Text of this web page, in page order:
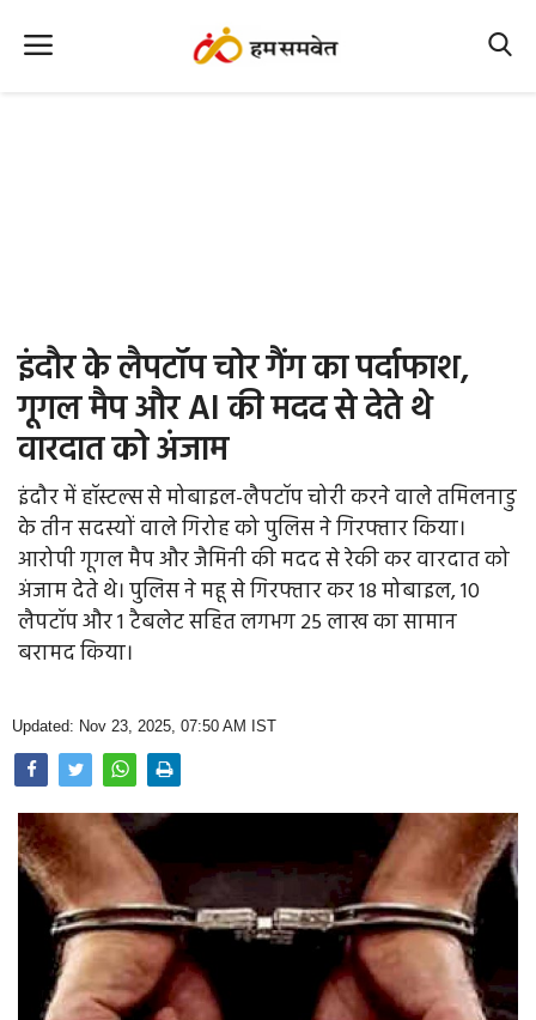
Office Office
Political Gossips
Farm & Food
Opinion
Health & Lifestyle
Photo Gallery
Home
इंदौर के लैपटॉप चोर गैंग का पर्दाफाश,
गूगल मैप और AI की मदद से देते थे
वारदात को अंजाम
इंदौर में हॉस्टल्स से मोबाइल-लैपटॉप चोरी करने वाले तमिलनाडु
के तीन सदस्यों वाले गिरोह को पुलिस ने गिरफ्तार किया।
आरोपी गूगल मैप और जैमिनी की मदद से रेकी कर वारदात को
अंजाम देते थे। पुलिस ने महू से गिरफ्तार कर 18 मोबाइल, 10
लैपटॉप और 1 टैबलेट सहित लगभग 25 लाख का सामान
बरामद किया।
Updated: Nov 23, 2025, 07:50 AM IST